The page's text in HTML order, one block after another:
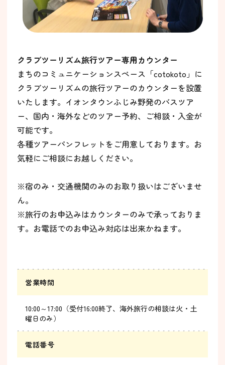
クラブツーリズム旅行ツアー専用カウンター
まちのコミュニケーションスペース「cotokoto」に
クラブツーリズムの旅行ツアーのカウンターを設置
いたします。イオンタウンふじみ野発のバスツア
ー、国内・海外などのツアー予約、ご相談・入金が
可能です。
各種ツアーパンフレットをご用意しております。お
気軽にご相談にお越しください。
※宿のみ・交通機関のみのお取り扱いはございませ
ん。
※旅行のお申込みはカウンターのみで承っておりま
す。お電話でのお申込み対応は出来かねます。
営業時間
10:00～17:00（受付16:00終了、海外旅行の相談は火・土
曜日のみ）
電話番号